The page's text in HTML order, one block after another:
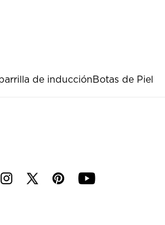
de inducciónBotas de Piel
i p y